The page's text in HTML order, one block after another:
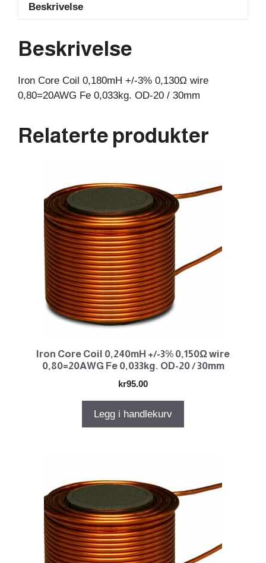
OD-
/
30mm
Beskrivelse
Beskrivelse
Iron Core Coil 0,180mH +/-3% 0,130Ω wire
0,80=20AWG Fe 0,033kg. OD-20 / 30mm
Relaterte produkter
Iron Core Coil 0,240mH +/-3% 0,150Ω wire
0,80=20AWG Fe 0,033kg. OD-20 / 30mm
kr95.00
Legg i handlekurv